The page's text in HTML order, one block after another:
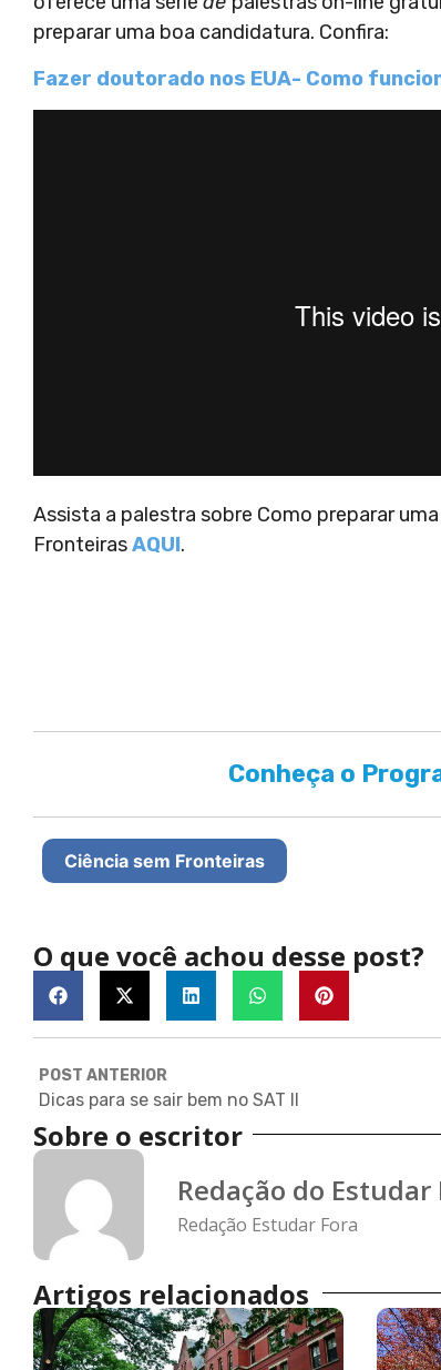
preparar uma boa candidatura. Confira:
Fazer doutorado nos EUA- Como
Assista a palestra sobre Como preparar
FronteirasAQUI.
Conheça o
Ciência sem Fronteiras
O que você achou desse post?
POST ANTERIOR
Dicas para se sair bem no SAT II
Sobre o escritor
Redação do Estudar
Redação Estudar Fora
Artigos relacionados